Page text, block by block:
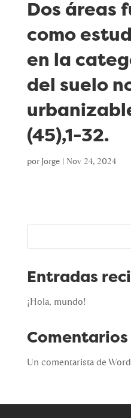
Dos áreas
como
en la
del suelo
(45),1-32.
por Jorge| Nov 24, 2024
Entradas
¡Hola, mundo!
Un comentarista de